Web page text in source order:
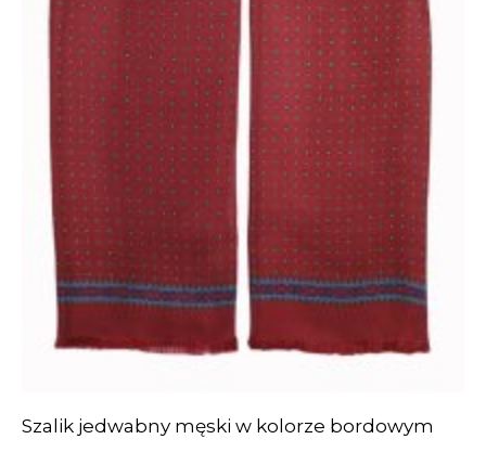
Szalik jedwabny męski w kolorze bordowym